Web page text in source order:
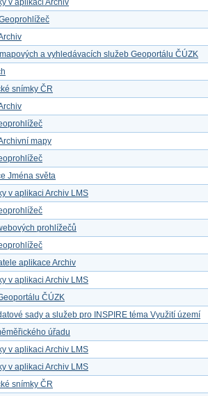
v aplikaci Archiv
a vyhledávacích služeb Geoportálu ČÚZK
snímky ČR
mapy
Jména světa
v aplikaci Archiv LMS
prohlížečů
aplikace Archiv
v aplikaci Archiv LMS
ČÚZK
sady a služeb pro INSPIRE téma Využití území
úřadu
v aplikaci Archiv LMS
v aplikaci Archiv LMS
snímky ČR